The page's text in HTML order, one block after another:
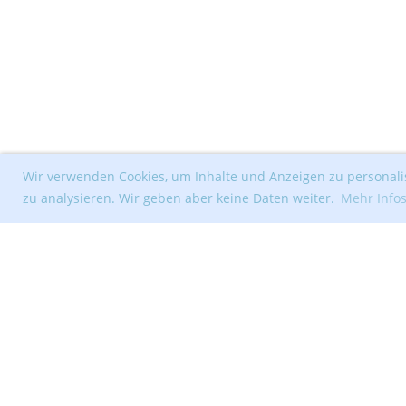
Wir verwenden Cookies, um Inhalte und Anzeigen zu
zu analysieren. Wir geben aber keine Daten weiter. Mehr Infos